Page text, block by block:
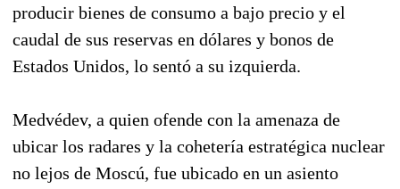
producir bienes de consumo a bajo precio y el
caudal de sus reservas en dólares y bonos de
Estados Unidos, lo sentó a su izquierda.
Medvédev, a quien ofende con la amenaza de
ubicar los radares y la cohetería estratégica nuclear
no lejos de Moscú, fue ubicado en un asiento